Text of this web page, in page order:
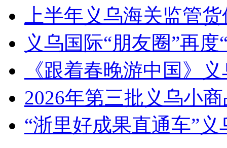
上半年义乌海关监管
义乌国际“朋友圈”再度
《跟着春晚游中国》
2026年第三批义乌小
“浙里好成果直通车”